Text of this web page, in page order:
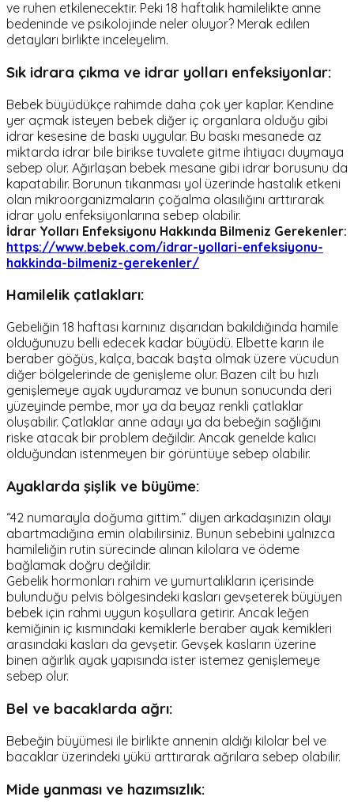
ve ruhen etkilenecektir. Peki 18 haftalık hamilelikte anne
bedeninde ve psikolojinde neler oluyor? Merak edilen
detayları birlikte inceleyelim.
Sık idrara çıkma ve idrar yolları enfeksiyonlar:
Bebek büyüdükçe rahimde daha çok yer kaplar. Kendine
yer açmak isteyen bebek diğer iç organlara olduğu gibi
idrar kesesine de baskı uygular. Bu baskı mesanede az
miktarda idrar bile birikse tuvalete gitme ihtiyacı duymaya
sebep olur. Ağırlaşan bebek mesane gibi idrar borusunu da
kapatabilir. Borunun tıkanması yol üzerinde hastalık etkeni
olan mikroorganizmaların çoğalma olasılığını arttırarak
idrar yolu enfeksiyonlarına sebep olabilir.
İdrar Yolları Enfeksiyonu Hakkında Bilmeniz Gerekenler:
https://www.bebek.com/idrar-yollari-enfeksiyonu-
hakkinda-bilmeniz-gerekenler/
Hamilelik çatlakları:
Gebeliğin 18 haftası karnınız dışarıdan bakıldığında hamile
olduğunuzu belli edecek kadar büyüdü. Elbette karın ile
beraber göğüs, kalça, bacak başta olmak üzere vücudun
diğer bölgelerinde de genişleme olur. Bazen cilt bu hızlı
genişlemeye ayak uyduramaz ve bunun sonucunda deri
yüzeyinde pembe, mor ya da beyaz renkli çatlaklar
oluşabilir. Çatlaklar anne adayı ya da bebeğin sağlığını
riske atacak bir problem değildir. Ancak genelde kalıcı
olduğundan istenmeyen bir görüntüye sebep olabilir.
Ayaklarda şişlik ve büyüme:
“42 numarayla doğuma gittim.” diyen arkadaşınızın olayı
abartmadığına emin olabilirsiniz. Bunun sebebini yalnızca
hamileliğin rutin sürecinde alınan kilolara ve ödeme
bağlamak doğru değildir.
Gebelik hormonları rahim ve yumurtalıkların içerisinde
bulunduğu pelvis bölgesindeki kasları gevşeterek büyüyen
bebek için rahmi uygun koşullara getirir. Ancak leğen
kemiğinin iç kısmındaki kemiklerle beraber ayak kemikleri
arasındaki kasları da gevşetir. Gevşek kasların üzerine
binen ağırlık ayak yapısında ister istemez genişlemeye
sebep olur.
Bel ve bacaklarda ağrı:
Bebeğin büyümesi ile birlikte annenin aldığı kilolar bel ve
bacaklar üzerindeki yükü arttırarak ağrılara sebep olabilir.
Mide yanması ve hazımsızlık: